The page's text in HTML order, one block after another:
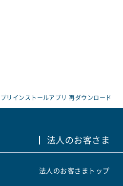
リインストールアプリ 再ダウンロード
法人のお客さま
法人のお客さまトップ